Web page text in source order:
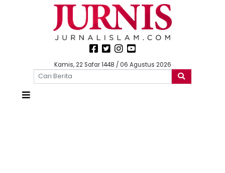
Kamis, 22 Safar 1448 / 06 Agustus 2026